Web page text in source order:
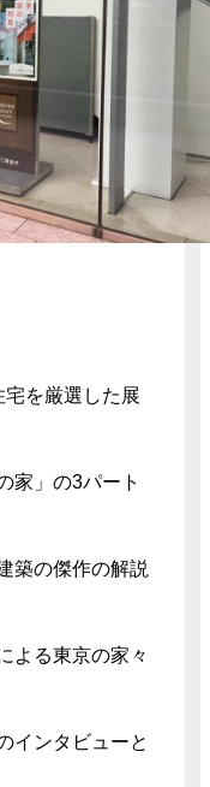
を厳選した展
家」の3パート
築の傑作の解説
よる東京の家々
インタビューと